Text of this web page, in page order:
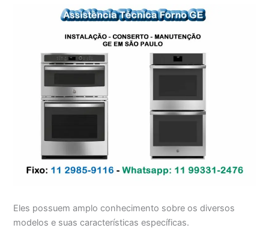
Eles possuem amplo conhecimento sobre os diversos
modelos e suas características específicas.